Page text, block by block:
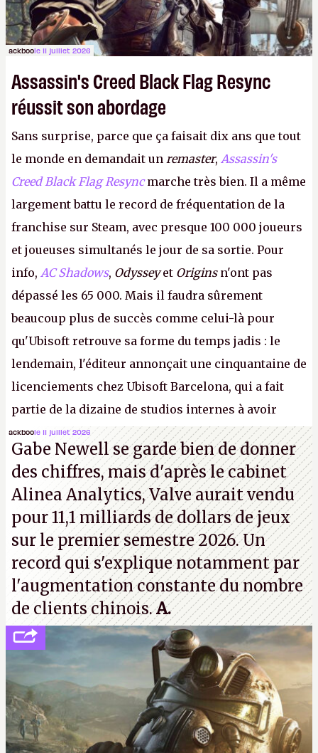
ackboole 11 juillet 2026
Assassin's Creed Black Flag Resync
réussit son abordage
Sans surprise, parce que ça faisait dix ans que tout
le monde en demandait un remaster, Assassin's
Creed Black Flag Resyncmarche très bien. Il a même
largement battu le record de fréquentation de la
franchise sur Steam, avec presque 100 000 joueurs
et joueuses simultanés le jour de sa sortie. Pour
info, AC Shadows, Odysseyet Originsn'ont pas
dépassé les 65 000. Mais il faudra sûrement
beaucoup plus de succès comme celui-là pour
qu'Ubisoft retrouve sa forme du temps jadis : le
lendemain, l'éditeur annonçait une cinquantaine de
licenciements chez Ubisoft Barcelona, qui a fait
partie de la dizaine de studios internes à avoir
travaillé sur cetAssassin's Creedsous la direction
d'Ubisoft Singapour.A.
ackboole 11 juillet 2026
Gabe Newell se garde bien de donner
des chiffres, mais d'après le cabinet
Alinea Analytics, Valve aurait vendu
pour 11,1 milliards de dollars de jeux
sur le premier semestre 2026. Un
record qui s'explique notamment par
l'augmentation constante du nombre
de clients chinois.A.